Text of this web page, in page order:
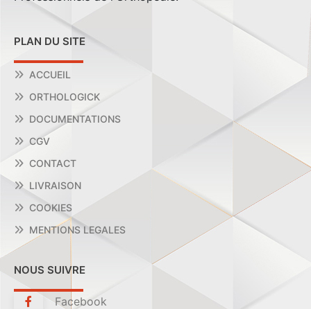
PLAN DU SITE
ACCUEIL
ORTHOLOGICK
DOCUMENTATIONS
CGV
CONTACT
LIVRAISON
COOKIES
MENTIONS LEGALES
NOUS SUIVRE
Facebook